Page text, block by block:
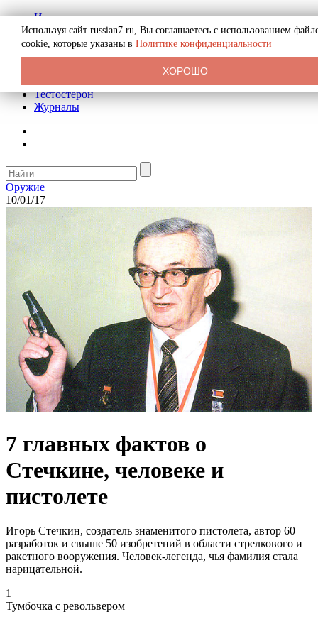
История
Биография
Криминал
Реклама на сайте
Тестостерон
Журналы
Оружие
10/01/17
7 главных фактов о
Стечкине, человеке и
пистолете
Игорь Стечкин, создатель знаменитого пистолета, автор 60
разработок и свыше 50 изобретений в области стрелкового и
ракетного вооружения. Человек-легенда, чья фамилия стала
нарицательной.
1
Тумбочка с револьвером
Используя сайт russian7.ru, Вы соглашаетесь с использованием
cookie, которые указаны в Политике конфиденциальности
ХОРОШО